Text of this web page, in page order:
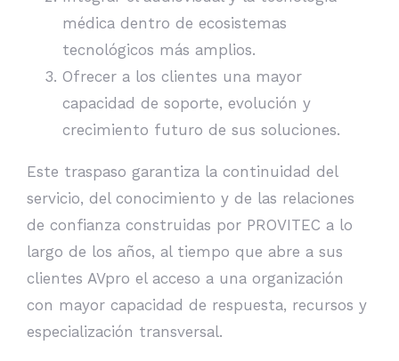
médica dentro de ecosistemas
tecnológicos más amplios.
Ofrecer a los clientes una mayor
capacidad de soporte, evolución y
crecimiento futuro de sus soluciones.
Este traspaso garantiza la continuidad del
servicio, del conocimiento y de las relaciones
de confianza construidas por PROVITEC a lo
largo de los años, al tiempo que abre a sus
clientes AVpro el acceso a una organización
con mayor capacidad de respuesta, recursos y
especialización transversal.